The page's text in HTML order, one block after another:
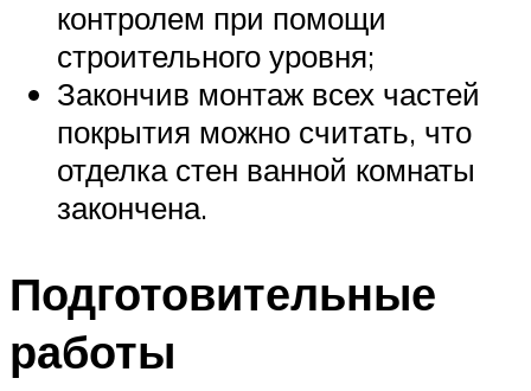
контролем при помощи
строительного уровня;
Закончив монтаж всех частей
покрытия можно считать, что
отделка стен ванной комнаты
закончена.
Подготовительные
работы